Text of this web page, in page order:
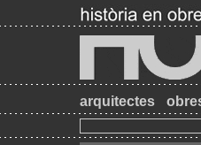
arquitectes